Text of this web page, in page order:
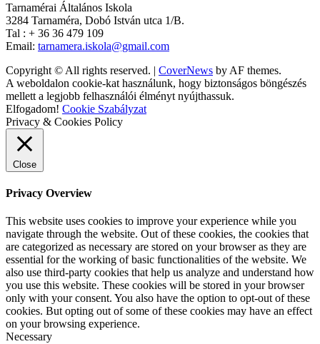
Tarnamérai Általános Iskola
3284 Tarnaméra, Dobó István utca 1/B.
Tal : + 36 36 479 109
Email: tarnamera.iskola@gmail.com
Copyright © All rights reserved. | CoverNews by AF themes.
A weboldalon cookie-kat használunk, hogy biztonságos böngészés
mellett a legjobb felhasználói élményt nyújthassuk.
Elfogadom! Cookie Szabályzat
Privacy & Cookies Policy
Close
Privacy Overview
This website uses cookies to improve your experience while you
navigate through the website. Out of these cookies, the cookies that
are categorized as necessary are stored on your browser as they are
essential for the working of basic functionalities of the website. We
also use third-party cookies that help us analyze and understand how
you use this website. These cookies will be stored in your browser
only with your consent. You also have the option to opt-out of these
cookies. But opting out of some of these cookies may have an effect
on your browsing experience.
Necessary